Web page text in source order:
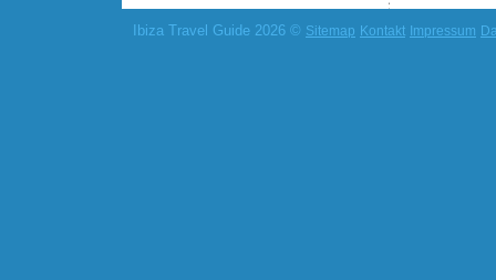
Ibiza Travel Guide 2026 © Sitemap Kontakt Impressum